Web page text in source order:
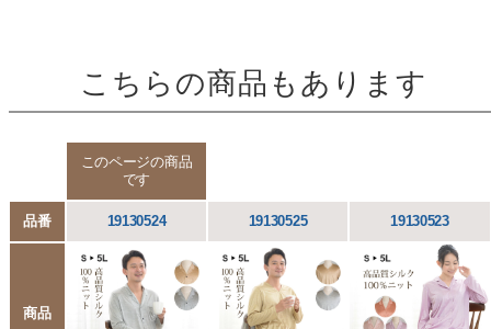
こちらの商品もあります